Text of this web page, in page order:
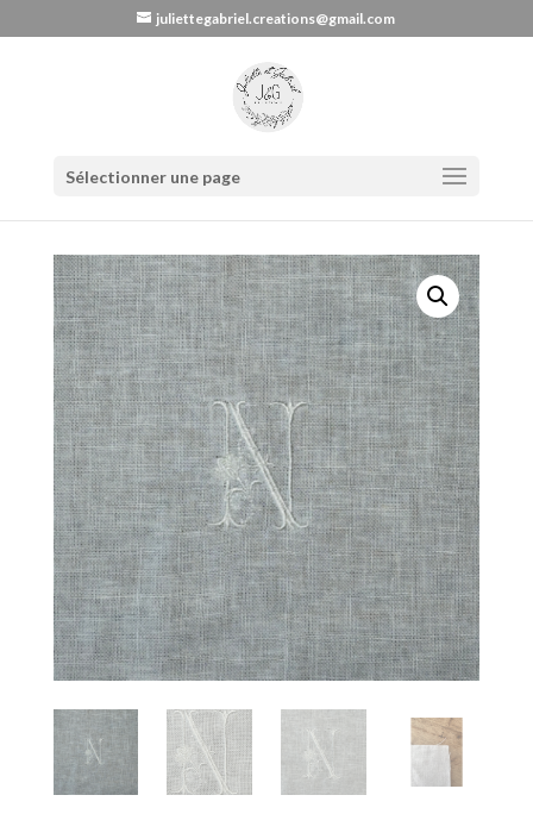
juliettegabriel.creations@gmail.com
Sélectionner une page